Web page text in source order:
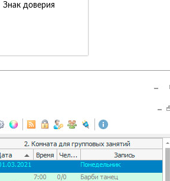
Знак доверия